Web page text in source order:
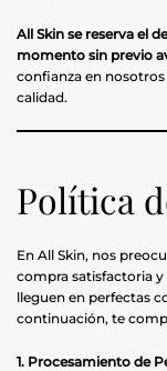
All Skin se reserva el
momento sin previo
confianza en
calidad.
Política
En All Skin, nos
compra satisfactoria
lleguen en perfectas
continuación, te
1. Procesamiento de